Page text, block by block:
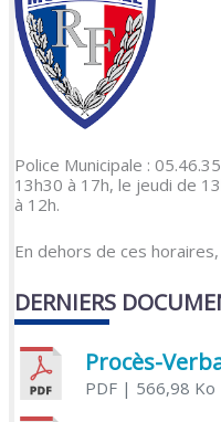
Police Municipale :
13h30 à 17h, le jeudi de
à 12h.
En dehors de ces
DERNIERS
PDF| 566,98 Ko